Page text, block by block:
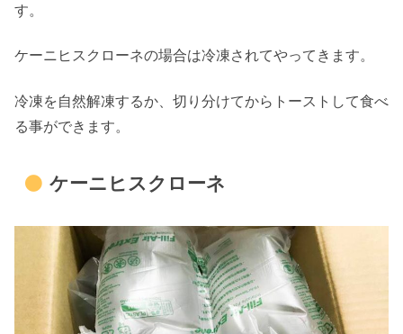
す。
ケーニヒスクローネの場合は冷凍されてやってきます。
冷凍を自然解凍するか、切り分けてからトーストして食べ
る事ができます。
ケーニヒスクローネ